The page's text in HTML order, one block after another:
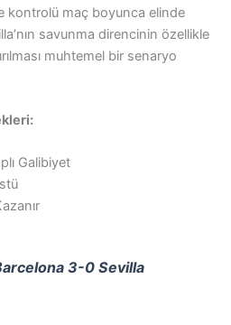
kontrolü maç boyunca elinde
savunma direncinin özellikle
muhtemel bir senaryo
Galibiyet
3-0 Sevilla